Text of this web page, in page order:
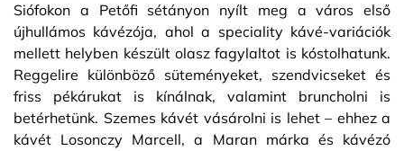
Siófokon a Petőfi sétányon nyílt meg a város első
újhullámos kávézója, ahol a speciality kávé-variációk
mellett helyben készült olasz fagylaltot is kóstolhatunk.
Reggelire különböző süteményeket, szendvicseket és
friss pékárukat is kínálnak, valamint bruncholni is
betérhetünk. Szemes kávét vásárolni is lehet – ehhez a
kávét Losonczy Marcell, a Maran márka és kávézó